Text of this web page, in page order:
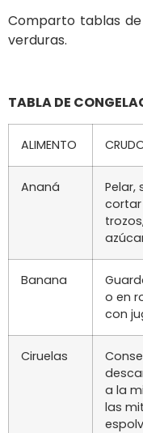
Comparto tablas
verduras.
TABLA DE
ALIMENTO
Ananá
Pelar,
Banana
o en
con
Ciruelas
a la
las